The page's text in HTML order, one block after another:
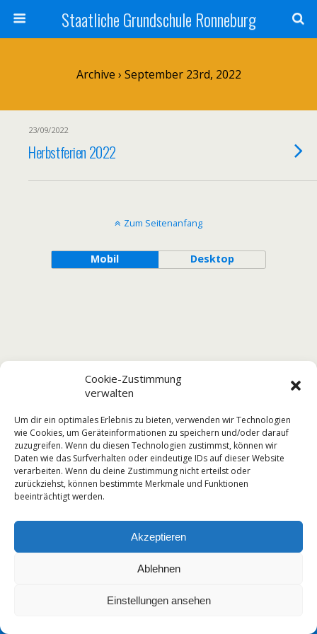
Cookie-Zustimmung
verwalten
Um dir ein optimales Erlebnis zu bieten, verwenden wir Technologien
wie Cookies, um Geräteinformationen zu speichern und/oder darauf
zuzugreifen. Wenn du diesen Technologien zustimmst, können wir
Daten wie das Surfverhalten oder eindeutige IDs auf dieser Website
verarbeiten. Wenn du deine Zustimmung nicht erteilst oder
zurückziehst, können bestimmte Merkmale und Funktionen
beeinträchtigt werden.
Akzeptieren
Ablehnen
Einstellungen ansehen
Staatliche Grundschule Ronneburg
Archive › September 23rd, 2022
23/09/2022
Herbstferien 2022
Zum Seitenanfang
Mobil Desktop